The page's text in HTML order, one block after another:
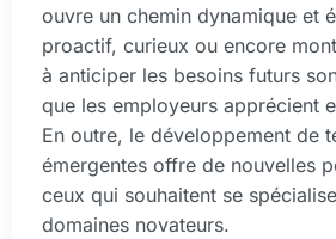
ouvre un chemin dynamique et
proactif, curieux ou encore
à anticiper les besoins futurs
que les employeurs apprécient
En outre, le développement de
émergentes offre de nouvelles
ceux qui souhaitent se
domaines novateurs.